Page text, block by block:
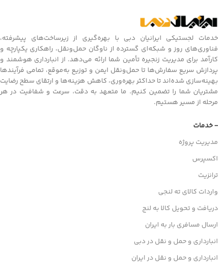
خدمات لجستیکی ایرانیان دبی با بهره‌گیری از زیرساخت‌های پیشرفته،
فناوری‌های روز و شبکه‌ای گسترده از ناوگان حمل‌ونقل، راهکاری یکپارچه و
کارآمد برای مدیریت زنجیره تأمین شما ارائه می‌دهد. از انبارداری هوشمند و
پردازش سریع سفارش‌ها تا حمل‌ونقل ایمن و توزیع به‌موقع، تمامی فرآیندها
بهینه‌سازی شده‌اند تا حداکثر بهره‌وری، کاهش هزینه‌ها و ارتقای سطح رضایت
مشتریان شما را تضمین کنیم. ما متعهد به دقت، سرعت و شفافیت در هر
مرحله از مسیر هستیم.
- خدمات
مدیریت پروژه
اکسپرس
ترانزیت
واردات کالای ته لنجی
دریافت و تحویل کالا به لنج
ارسال مسافری بار به ایران
انبارداری و حمل و نقل در دبی
انبارداری و حمل و نقل در ایران